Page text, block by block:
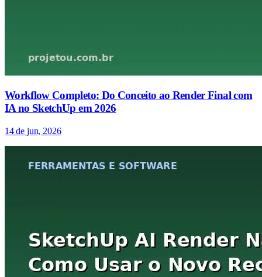
Workflow Completo: Do Conceito ao Render Final com
IA no SketchUp em 2026
14 de jun, 2026